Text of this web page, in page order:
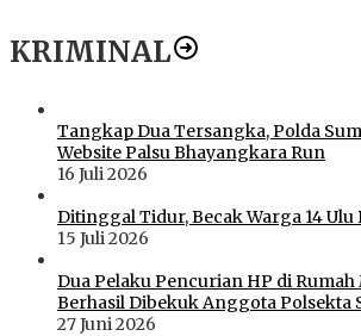
KRIMINAL
Tangkap Dua Tersangka, Polda
Website Palsu Bhayangkara Run
16 Juli 2026
Ditinggal Tidur, Becak Warga 14
15 Juli 2026
Dua Pelaku Pencurian HP di
Berhasil Dibekuk Anggota Polsekta
27 Juni 2026